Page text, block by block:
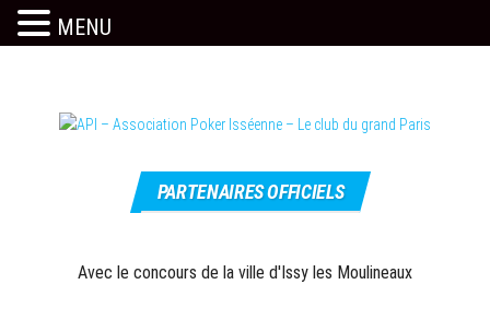
API –
Association
Isséenne –
officiel
PARTENAIRES OFFICIELS
Avec le concours de la ville d'Issy les Moulineaux
MENU